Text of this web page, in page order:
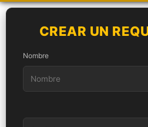
CREAR UN
Nombre